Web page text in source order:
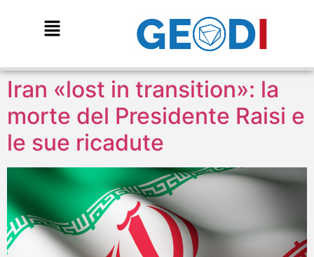
Iran «lost in transition»: la
morte del Presidente Raisi e
le sue ricadute